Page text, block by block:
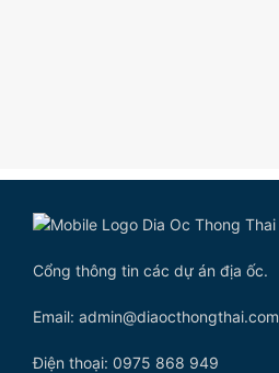
Cổng thông tin các dự án địa ốc.
Email: admin@diaocthongthai.com
Điện thoại: 0975 868 949